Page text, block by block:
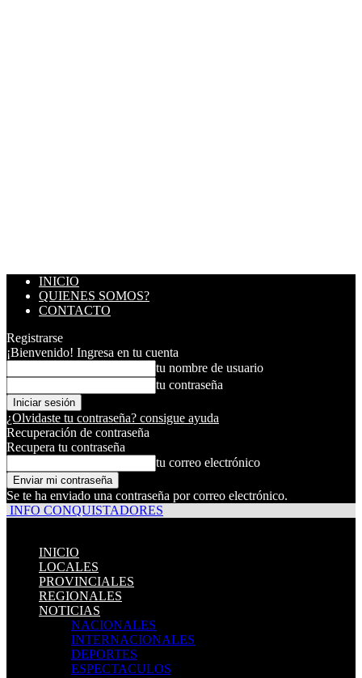
INICIO
QUIENES SOMOS?
CONTACTO
Registrarse
¡Bienvenido! Ingresa en tu cuenta
tu nombre de usuario
tu contraseña
¿Olvidaste tu contraseña? consigue ayuda
Recuperación de contraseña
Recupera tu contraseña
tu correo electrónico
Se te ha enviado una contraseña por correo electrónico.
INFO CONQUISTADORES
INICIO
LOCALES
PROVINCIALES
REGIONALES
NOTICIAS
NACIONALES
INTERNACIONALES
DEPORTES
ESPECTACULOS